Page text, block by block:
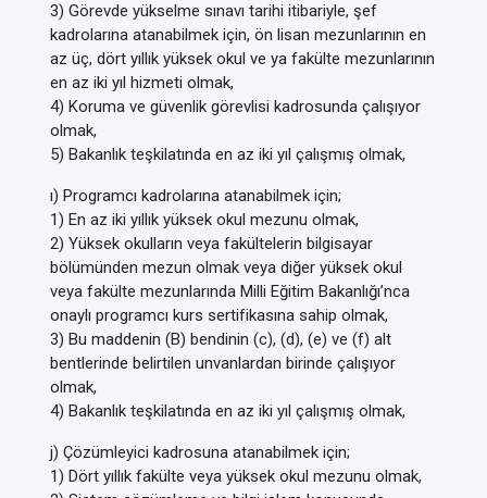
3) Görevde yükselme sınavı tarihi itibariyle, şef
kadrolarına atanabilmek için, ön lisan mezunlarının en
az üç, dört yıllık yüksek okul ve ya fakülte mezunlarının
en az iki yıl hizmeti olmak,
4) Koruma ve güvenlik görevlisi kadrosunda çalışıyor
olmak,
5) Bakanlık teşkilatında en az iki yıl çalışmış olmak,
ı) Programcı kadrolarına atanabilmek için;
1) En az iki yıllık yüksek okul mezunu olmak,
2) Yüksek okulların veya fakültelerin bilgisayar
bölümünden mezun olmak veya diğer yüksek okul
veya fakülte mezunlarında Milli Eğitim Bakanlığı’nca
onaylı programcı kurs sertifikasına sahip olmak,
3) Bu maddenin (B) bendinin (c), (d), (e) ve (f) alt
bentlerinde belirtilen unvanlardan birinde çalışıyor
olmak,
4) Bakanlık teşkilatında en az iki yıl çalışmış olmak,
j) Çözümleyici kadrosuna atanabilmek için;
1) Dört yıllık fakülte veya yüksek okul mezunu olmak,